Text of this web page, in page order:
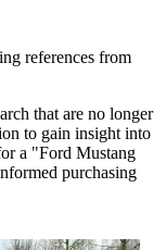
references from
that are no longer
to gain insight into
a "Ford Mustang
purchasing